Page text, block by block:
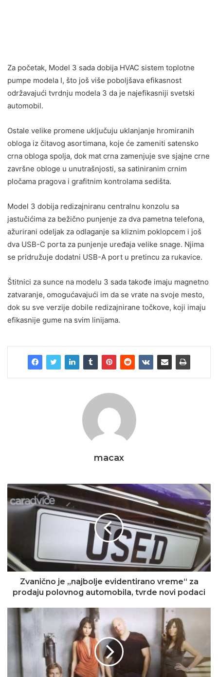
Za početak, Model 3 sada dobija HVAC sistem toplotne
pumpe modela I, što još više poboljšava efikasnost
održavajući tvrdnju modela 3 da je najefikasniji svetski
automobil.
Ostale velike promene uključuju uklanjanje hromiranih
obloga iz čitavog asortimana, koje će zameniti satensko
crna obloga spolja, dok mat crna zamenjuje sve sjajne crne
završne obloge u unutrašnjosti, sa satiniranim crnim
pločama pragova i grafitnim kontrolama sedišta.
Model 3 dobija redizajniranu centralnu konzolu sa
jastučićima za bežično punjenje za dva pametna telefona,
ažurirani odeljak za odlaganje sa kliznim poklopcem i još
dva USB-C porta za punjenje uređaja velike snage. Njima
se pridružuje dodatni USB-A port u pretincu za rukavice.
Štitnici za sunce na modelu 3 sada takođe imaju magnetno
zatvaranje, omogućavajući im da se vrate na svoje mesto,
dok su sve verzije dobile redizajnirane točkove, koji imaju
efikasnije gume na svim linijama.
macax
Zvanično je „najbolje evidentirano vreme“ za
prodaju polovnog automobila, tvrde novi podaci